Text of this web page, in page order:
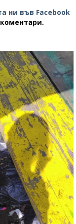
ни във Facebook